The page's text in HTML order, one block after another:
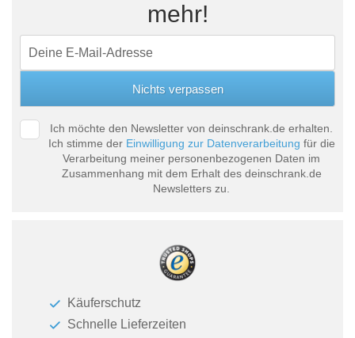
mehr!
Ich möchte den Newsletter von deinschrank.de erhalten.
Ich stimme der Einwilligung zur Datenverarbeitung für die
Verarbeitung meiner personenbezogenen Daten im
Zusammenhang mit dem Erhalt des deinschrank.de
Newsletters zu.
Käuferschutz
Schnelle Lieferzeiten